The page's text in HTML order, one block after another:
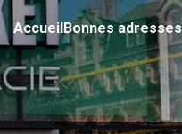
AccueilBonnes adresses